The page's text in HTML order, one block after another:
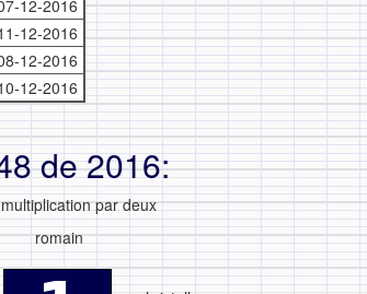
12-2016
12-2016
12-2016
12-2016
de 2016:
par deux
romain